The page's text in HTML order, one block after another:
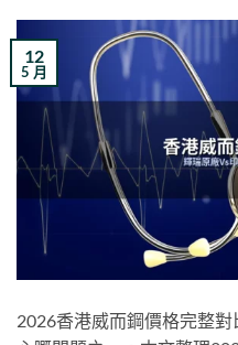
12
5 月
2026香港威而鋼價格完整